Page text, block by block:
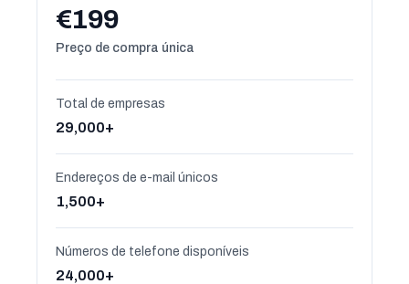
€199
Preço de compra única
Total de empresas
29,000+
Endereços de e-mail únicos
1,500+
Números de telefone disponíveis
24,000+